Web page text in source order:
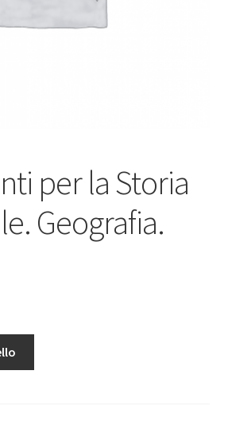
per la Storia
Geografia.